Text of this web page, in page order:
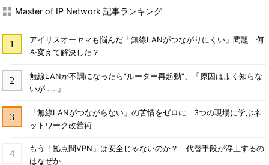
Master of IP Network 記事ランキング
アイリスオーヤマも悩んだ「無線LANがつながりにくい」問題 何
を変えて解決した？
無線LANが不調になったら“ルーター再起動”、「原因はよく知らな
いが……」
「無線LANがつながらない」の苦情をゼロに 3つの現場に学ぶネ
ットワーク改善術
もう「拠点間VPN」は安全じゃないのか？ 代替手段が浮上するの
はなぜか